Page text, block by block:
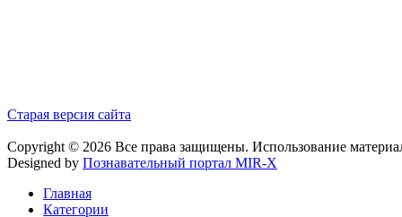
Старая версия сайта
Copyright © 2026 Все права защищены. Использование
Designed by Познавательный портал MIR-X
Главная
Категории